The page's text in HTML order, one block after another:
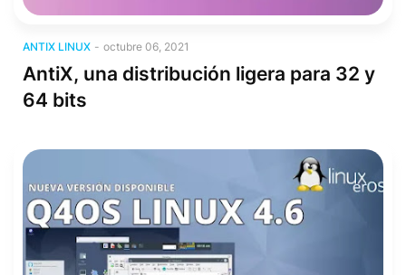
ANTIX LINUX - octubre 06, 2021
AntiX, una distribución ligera para 32 y
64 bits